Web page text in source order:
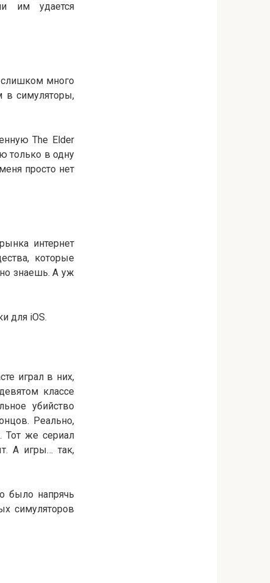
им удается
много
в симуляторы,
The Elder
только в одну
просто нет
интернет
которые
знаешь. А уж
для iOS.
играл в них,
классе
убийство
Реально,
Тот же сериал
А игры… так,
было напрячь
симуляторов